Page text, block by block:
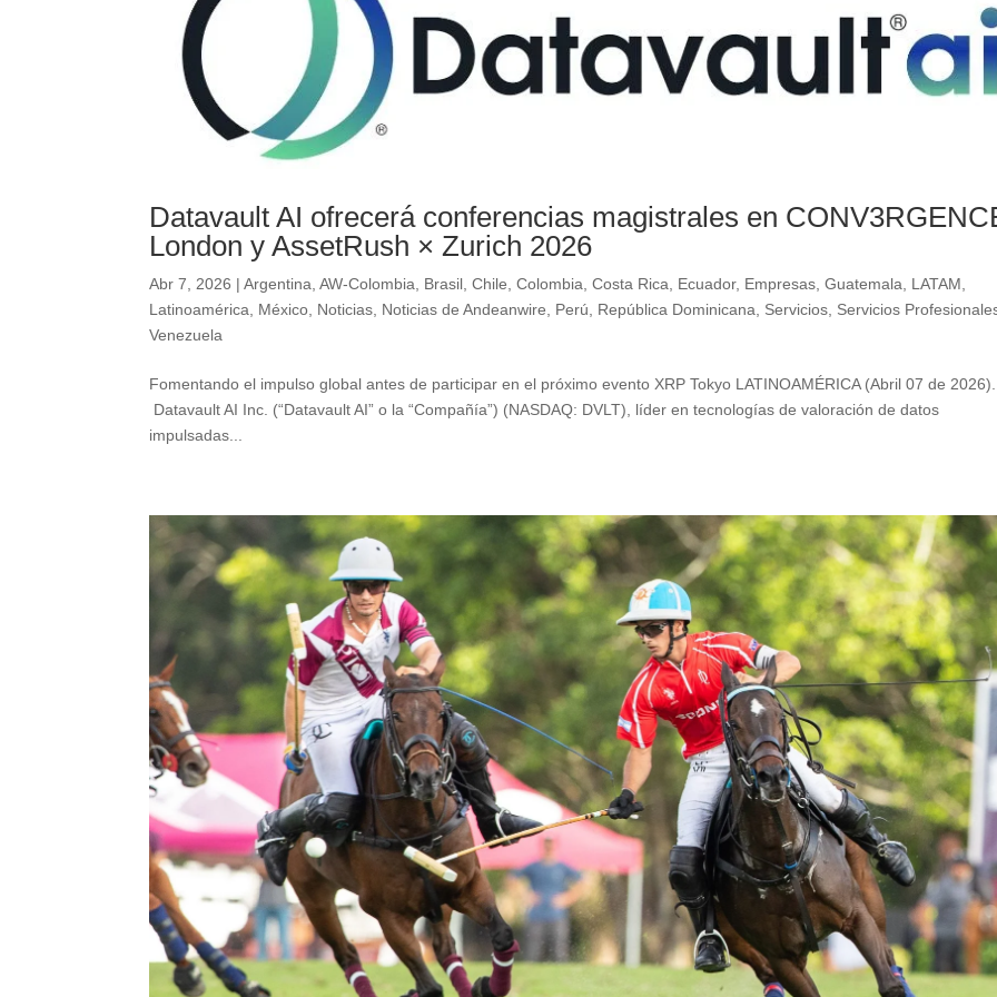
Datavault AI ofrecerá conferencias magistrales en
London y AssetRush × Zurich 2026
Abr 7, 2026 |Argentina ,AW-Colombia Brasil ,Chile ,Colombia ,Costa Rica Ecuador, Empresas ,Guatemala LATAM
Latinoamérica
México Noticias Noticias de Andeanwire Perú República Dominicana Servicios Servicios
Venezuela
Fomentando el impulso global antes de participar en el próximo evento XRP Tokyo LATINOAMÉRICA (Abril 07 de
Datavault AI Inc. (“Datavault AI” o la “Compañía”) (NASDAQ: DVLT), líder en tecnologías de valoración de datos
impulsadas...